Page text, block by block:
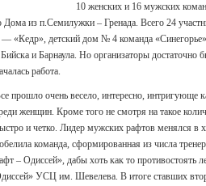
10 женских и 16 мужских
Дома из п.Семилужки – Гренада. Всего 24
— «Кедр», детский дом № 4 команда
и Барнаула. Но организаторы достаточно
работа.
прошло очень весело, интересно, интригующе
женщин. Кроме того не смотря на такое
и четко. Лидер мужских рафтов менялся в
команда, сформированная из числа
– Одиссей», дабы хоть как то противостоять
УСЦ им. Шевелева. В итоге ставших